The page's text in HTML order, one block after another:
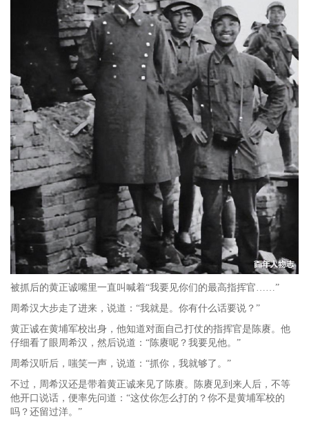
被抓后的黄正诚嘴里一直叫喊着“我要见你们的最高指挥官……”
周希汉大步走了进来，说道：“我就是。你有什么话要说？”
黄正诚在黄埔军校出身，他知道对面自己打仗的指挥官是陈赓。他
仔细看了眼周希汉，然后说道：“陈赓呢？我要见他。”
周希汉听后，嗤笑一声，说道：“抓你，我就够了。”
不过，周希汉还是带着黄正诚来见了陈赓。陈赓见到来人后，不等
他开口说话，便率先问道：“这仗你怎么打的？你不是黄埔军校的
吗？还留过洋。”